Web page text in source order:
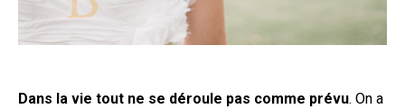
Dans la vie tout ne se déroule pas comme prévu. On a